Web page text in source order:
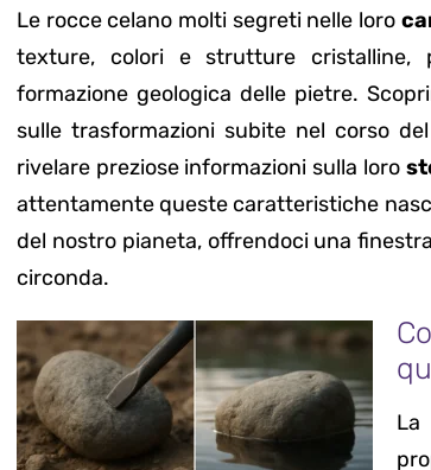
Le rocce celano molti segreti nelle loro
texture, colori e strutture cristalline,
formazione geologica delle pietre.
sulle trasformazioni subite nel corso
rivelare preziose informazioni sulla loro
attentamente queste caratteristiche
del nostro pianeta, offrendoci una
circonda.
La